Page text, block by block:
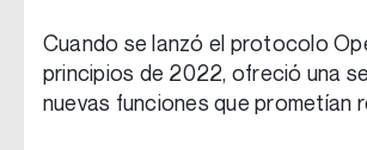
Cuando se lanzó el protocolo
principios de 2022, ofreció una
nuevas funciones que prometían